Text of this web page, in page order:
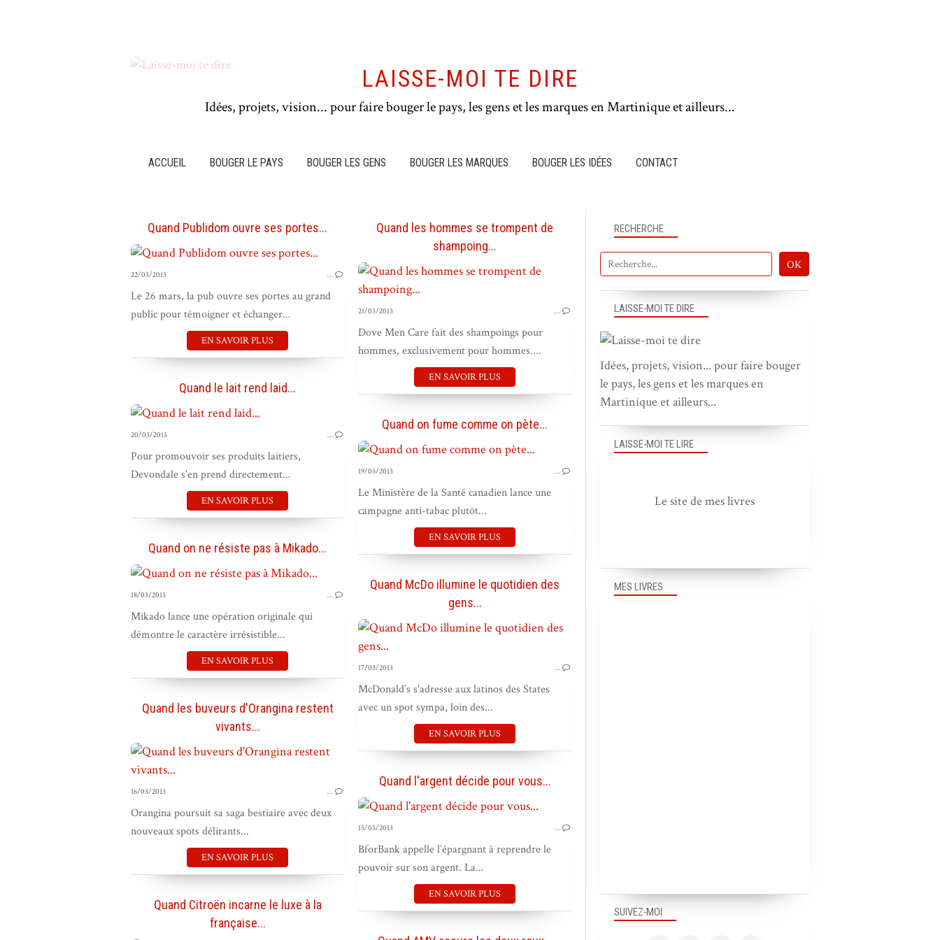
LAISSE-MOI TE DIRE
Idées, projets, vision... pour faire bouger le pays, les gens et les marques en Martinique et ailleurs...
ACCUEIL BOUGER LE PAYS BOUGER LES GENS BOUGER LES MARQUES BOUGER LES IDÉES CONTACT
Quand Publidom ouvre ses portes...
22/03/2013 …
Le 26 mars, la pub ouvre ses portes au grand
public pour témoigner et échanger...
EN SAVOIR PLUS
Quand les hommes se trompent de
shampoing...
PUB DANS LE MONDE
21/03/2013 …
Dove Men Care fait des shampoings pour
hommes, exclusivement pour hommes....
EN SAVOIR PLUS
Quand le lait rend laid...
PUB DANS LE MONDE
20/03/2013 …
Pour promouvoir ses produits laitiers,
Devondale s'en prend directement...
EN SAVOIR PLUS
Quand on fume comme on pète...
PUB DANS LE MONDE
19/03/2013 …
Le Ministère de la Santé canadien lance une
campagne anti-tabac plutôt...
EN SAVOIR PLUS
Quand on ne résiste pas à Mikado...
TERRAIN & VIRAL
18/03/2013 …
Mikado lance une opération originale qui
démontre le caractère irrésistible...
EN SAVOIR PLUS
Quand McDo illumine le quotidien des
gens...
17/03/2013 …
McDonald’s s'adresse aux latinos des States
avec un spot sympa, loin des...
EN SAVOIR PLUS
Quand les buveurs d'Orangina restent
vivants...
PUB EN FRANCE
16/03/2013 …
Orangina poursuit sa saga bestiaire avec deux
nouveaux spots délirants...
EN SAVOIR PLUS
Quand l'argent décide pour vous...
15/03/2013 …
BforBank appelle l’épargnant à reprendre le
pouvoir sur son argent. La...
EN SAVOIR PLUS
Quand Citroën incarne le luxe à la
française...
SUIVEZ-MOI
RECHERCHE
LAISSE-MOI TE DIRE
Idées, projets, vision... pour faire bouger
le pays, les gens et les marques en
Martinique et ailleurs...
MES LIVRES
LAISSE-MOI TE LIRE
Le site de mes livres